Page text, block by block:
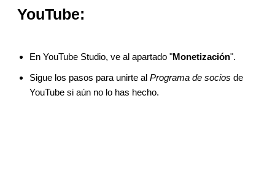
YouTube:
En YouTube Studio, ve al apartado "Monetización".
Sigue los pasos para unirte al Programa de socios de
YouTube si aún no lo has hecho.